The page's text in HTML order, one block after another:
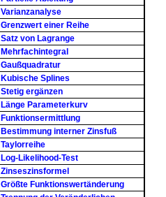
Varianzanalyse
Grenzwert einer Reihe
Satz von Lagrange
Mehrfachintegral
Gaußquadratur
Kubische Splines
Stetig ergänzen
Länge Parameterkurv
Funktionsermittlung
Bestimmung interner Zinsfuß
Taylorreihe
Log-Likelihood-Test
Zinseszinsformel
Größte Funktionswertänderung